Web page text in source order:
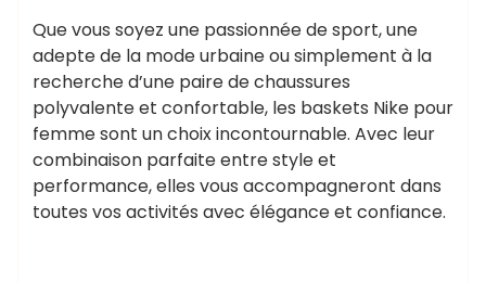
Que vous soyez une passionnée de sport, une
adepte de la mode urbaine ou simplement à la
recherche d’une paire de chaussures
polyvalente et confortable, les baskets Nike pour
femme sont un choix incontournable. Avec leur
combinaison parfaite entre style et
performance, elles vous accompagneront dans
toutes vos activités avec élégance et confiance.